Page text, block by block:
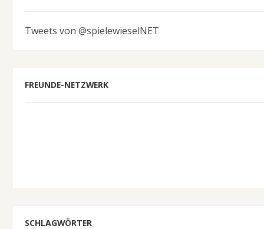
Tweets von @spielewieselNET
FREUNDE-NETZWERK
SCHLAGWÖRTER